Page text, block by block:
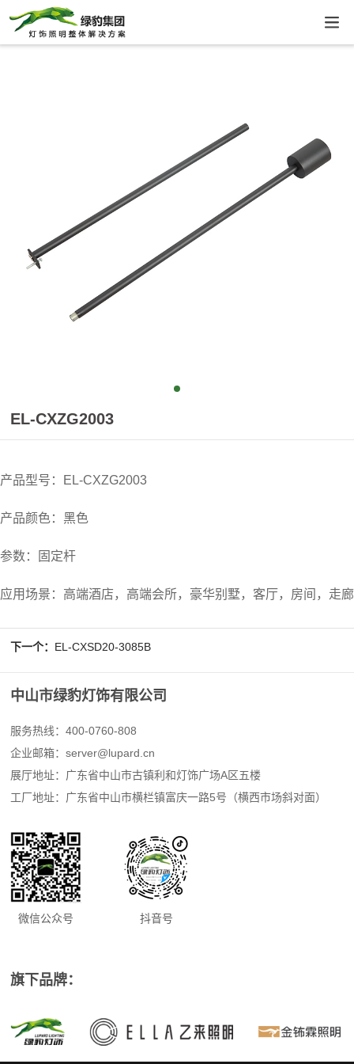
EL-CXZG2003
产品型号：EL-CXZG2003
产品颜色：黑色
参数：固定杆
应用场景：高端酒店，高端会所，豪华别墅，客厅，房间，走廊
下一个： EL-CXSD20-3085B
中山市绿豹灯饰有限公司
服务热线：400-0760-808
企业邮箱：server@lupard.cn
展厅地址：广东省中山市古镇利和灯饰广场A区五楼
工厂地址：广东省中山市横栏镇富庆一路5号（横西市场斜对面）
微信公众号 抖音号
旗下品牌：